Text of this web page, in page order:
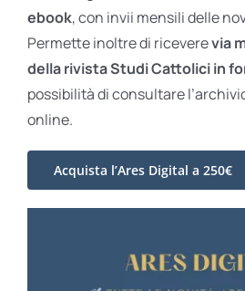
ebook, con invii mensili delle
Permette inoltre di riceverevia
della rivista Studi Cattolici in
possibilità di consultare
online.
Acquista l’Ares Digital a 250€